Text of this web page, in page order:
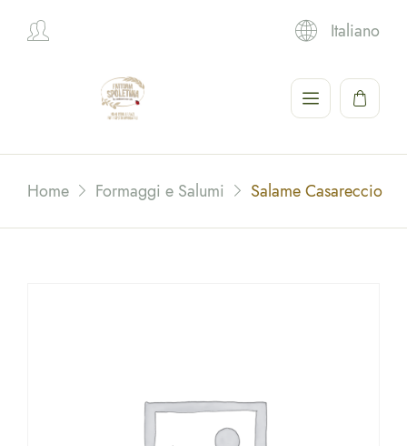
Hi, Italiano
Home Formaggi e Salumi Salame Casareccio